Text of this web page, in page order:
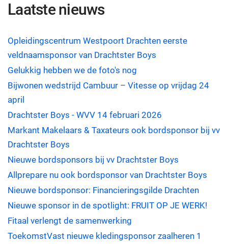
Laatste nieuws
Opleidingscentrum Westpoort Drachten eerste
veldnaamsponsor van Drachtster Boys
Gelukkig hebben we de foto's nog
Bijwonen wedstrijd Cambuur – Vitesse op vrijdag 24
april
Drachtster Boys - WVV 14 februari 2026
Markant Makelaars & Taxateurs ook bordsponsor bij vv
Drachtster Boys
Nieuwe bordsponsors bij vv Drachtster Boys
Allprepare nu ook bordsponsor van Drachtster Boys
Nieuwe bordsponsor: Financieringsgilde Drachten
Nieuwe sponsor in de spotlight: FRUIT OP JE WERK!
Fitaal verlengt de samenwerking
ToekomstVast nieuwe kledingsponsor zaalheren 1